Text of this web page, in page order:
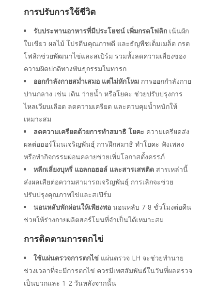
การปรับการใช้ชีวิต
รับประทานอาหารที่มีประโยชน์ เพิ่มกรดโฟลิก เน้นผัก
ใบเขียว ผลไม้ โปรตีนคุณภาพดี และธัญพืชเต็มเมล็ด กรด
โฟลิกช่วยพัฒนาไข่และสเปิร์ม รวมทั้งลดความเสี่ยงของ
ความผิดปกติทางพันธุกรรมในทารก
ออกกำลังกายสม่ำเสมอ แต่ไม่หักโหม การออกกำลังกาย
ปานกลาง เช่น เดิน ว่ายน้ำ หรือโยคะ ช่วยปรับปรุงการ
ไหลเวียนเลือด ลดความเครียด และควบคุมน้ำหนักให้
เหมาะสม
ลดความเครียดด้วยการทำสมาธิ โยคะ ความเครียดส่ง
ผลต่อฮอร์โมนเจริญพันธุ์ การฝึกสมาธิ ทำโยคะ ฟังเพลง
หรือทำกิจกรรมผ่อนคลายช่วยเพิ่มโอกาสตั้งครรภ์
หลีกเลี่ยงบุหรี่ แอลกอฮอล์ และสารเสพติด สารเหล่านี้
ส่งผลเสียต่อความสามารถเจริญพันธุ์ การเลิกจะช่วย
ปรับปรุงคุณภาพไข่และสเปิร์ม
นอนหลับพักผ่อนให้เพียงพอ นอนหลับ 7-8 ชั่วโมงต่อคืน
ช่วยให้ร่างกายผลิตฮอร์โมนที่จำเป็นได้เหมาะสม
การติดตามการตกไข่
ใช้แผ่นตรวจการตกไข่ แผ่นตรวจ LH จะช่วยทำนาย
ช่วงเวลาที่จะมีการตกไข่ ควรมีเพศสัมพันธ์ในวันที่ผลตรวจ
เป็นบวกและ 1-2 วันหลังจากนั้น